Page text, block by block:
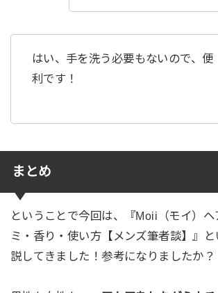
はい、手を洗う必要もないので、便
利です！
まとめ
ということで今回は、『Moii（モイ）ヘ
ミ・香り・使い方【メンズ筆者談】』
説してきました！参考になりましたか？